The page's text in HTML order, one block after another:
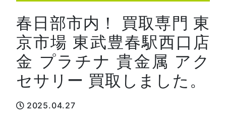
春日部市内！ 買取専門 東
京市場 東武豊春駅西口店
金 プラチナ 貴金属 アク
セサリー 買取しました。
2025.04.27